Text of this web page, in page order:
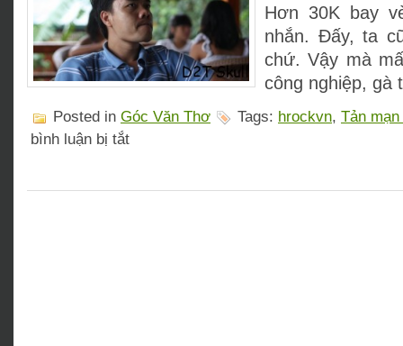
Hơn 30K bay
nhắn. Đấy, ta
chứ. Vậy mà
công nghiệp,
Posted in Góc Văn Thơ Tags: hrockvn, Tản
bình luận bị tắtở
ức